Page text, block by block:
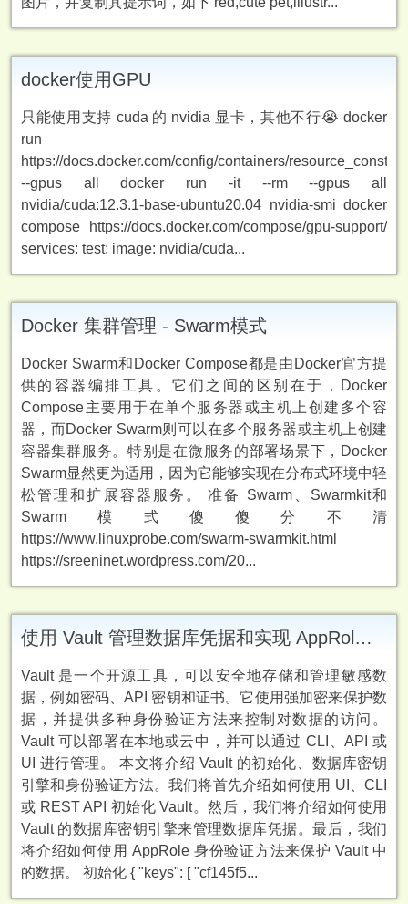
docker使用GPU
只能使用支持 cuda 的 nvidia 显卡，其他不行😭 docker
run
https://docs.docker.com/config/containers/
--gpus all docker run -it --rm --gpus all
nvidia/cuda:12.3.1-base-ubuntu20.04 nvidia-smi docker
compose https://docs.docker.com/compose/gpu-support/
services: test: image: nvidia/cuda...
Docker 集群管理 - Swarm模式
Docker Swarm和Docker Compose都是由Docker官方提
供的容器编排工具。它们之间的区别在于，Docker
Compose主要用于在单个服务器或主机上创建多个容
器，而Docker Swarm则可以在多个服务器或主机上创建
容器集群服务。特别是在微服务的部署场景下，Docker
Swarm显然更为适用，因为它能够实现在分布式环境中轻
松管理和扩展容器服务。 准备 Swarm、Swarmkit和
Swarm模式傻傻分不清
https://www.linuxprobe.com/swarm-swarmkit.html
https://sreeninet.wordpress.com/20...
使用 Vault 管理数据库凭据和实现 AppRole 身份验证
Vault 是一个开源工具，可以安全地存储和管理敏感数
据，例如密码、API 密钥和证书。它使用强加密来保护数
据，并提供多种身份验证方法来控制对数据的访问。
Vault 可以部署在本地或云中，并可以通过 CLI、API 或
UI 进行管理。 本文将介绍 Vault 的初始化、数据库密钥
引擎和身份验证方法。我们将首先介绍如何使用 UI、CLI
或 REST API 初始化 Vault。然后，我们将介绍如何使用
Vault 的数据库密钥引擎来管理数据库凭据。最后，我们
将介绍如何使用 AppRole 身份验证方法来保护 Vault 中
的数据。 初始化 { "keys": [ "cf145f5...